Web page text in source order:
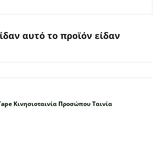
αυτό το προϊόν είδαν
Κινησιοταινία Προσώπου Ταινία